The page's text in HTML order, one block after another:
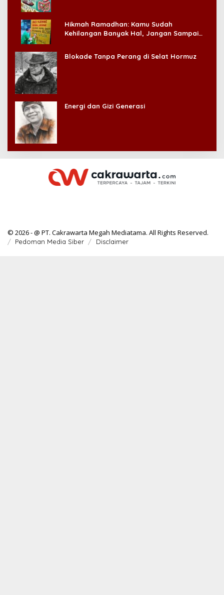
Hikmah Ramadhan: Kamu Sudah
Kehilangan Banyak Hal, Jangan Sampai
Blokade Tanpa Perang di Selat Hormuz
Energi dan Gizi Generasi
© 2026 - @ PT. Cakrawarta Megah Mediatama. All Rights Reserved.
Pedoman Media Siber Disclaimer